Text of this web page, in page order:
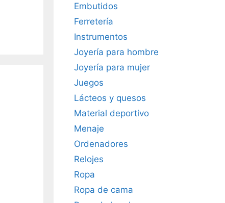
Embutidos
Ferretería
Instrumentos
Joyería para hombre
Joyería para mujer
Juegos
Lácteos y quesos
Material deportivo
Menaje
Ordenadores
Relojes
Ropa
Ropa de cama